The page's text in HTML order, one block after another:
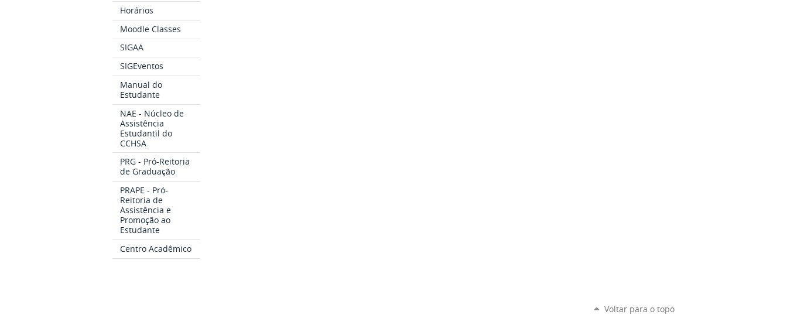
Horários
Moodle Classes
SIGAA
SIGEventos
Manual do
Estudante
NAE - Núcleo de
Assistência
Estudantil do
CCHSA
PRG - Pró-Reitoria
de Graduação
PRAPE - Pró-
Reitoria de
Assistência e
Promoção ao
Estudante
Centro Acadêmico
Voltar para o topo